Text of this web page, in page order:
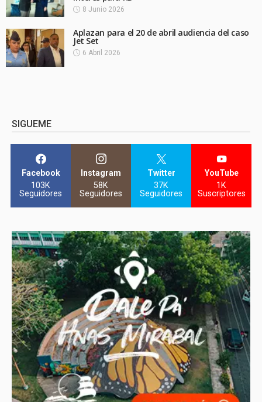
8 Junio 2026
Aplazan para el 20 de abril audiencia del caso
Jet Set
6 Abril 2026
SIGUEME
Facebook
103K
Seguidores
Instagram
58K
Seguidores
Twitter
37K
Seguidores
YouTube
1K
Suscriptores